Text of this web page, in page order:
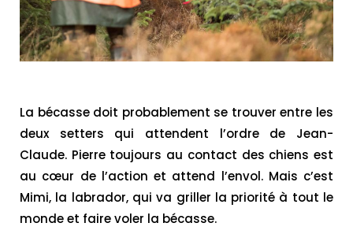
La bécasse doit probablement se trouver entre les
deux setters qui attendent l’ordre de Jean-
Claude. Pierre toujours au contact des chiens est
au cœur de l’action et attend l’envol. Mais c’est
Mimi, la labrador, qui va griller la priorité à tout le
monde et faire voler la bécasse.